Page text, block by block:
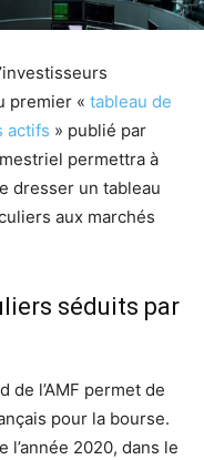
premier « tableau de
actifs » publié par
permettra à
dresser un tableau
aux marchés
séduits par
de l’AMF permet de
pour la bourse.
2020, dans le